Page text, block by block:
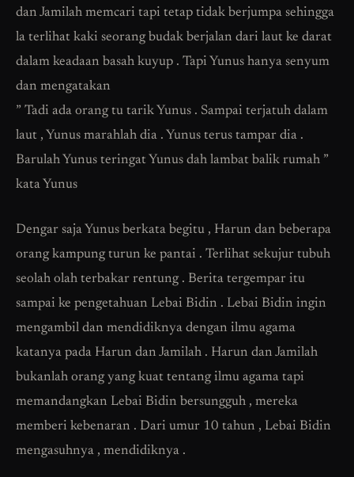
dan Jamilah memcari tapi tetap tidak berjumpa sehingga
la terlihat kaki seorang budak berjalan dari laut ke darat
dalam keadaan basah kuyup . Tapi Yunus hanya senyum
dan mengatakan
” Tadi ada orang tu tarik Yunus . Sampai terjatuh dalam
laut , Yunus marahlah dia . Yunus terus tampar dia .
Barulah Yunus teringat Yunus dah lambat balik rumah ”
kata Yunus
Dengar saja Yunus berkata begitu , Harun dan beberapa
orang kampung turun ke pantai . Terlihat sekujur tubuh
seolah olah terbakar rentung . Berita tergempar itu
sampai ke pengetahuan Lebai Bidin . Lebai Bidin ingin
mengambil dan mendidiknya dengan ilmu agama
katanya pada Harun dan Jamilah . Harun dan Jamilah
bukanlah orang yang kuat tentang ilmu agama tapi
memandangkan Lebai Bidin bersungguh , mereka
memberi kebenaran . Dari umur 10 tahun , Lebai Bidin
mengasuhnya , mendidiknya .